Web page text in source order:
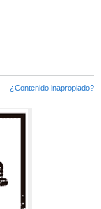
¿Contenido inapropiado?